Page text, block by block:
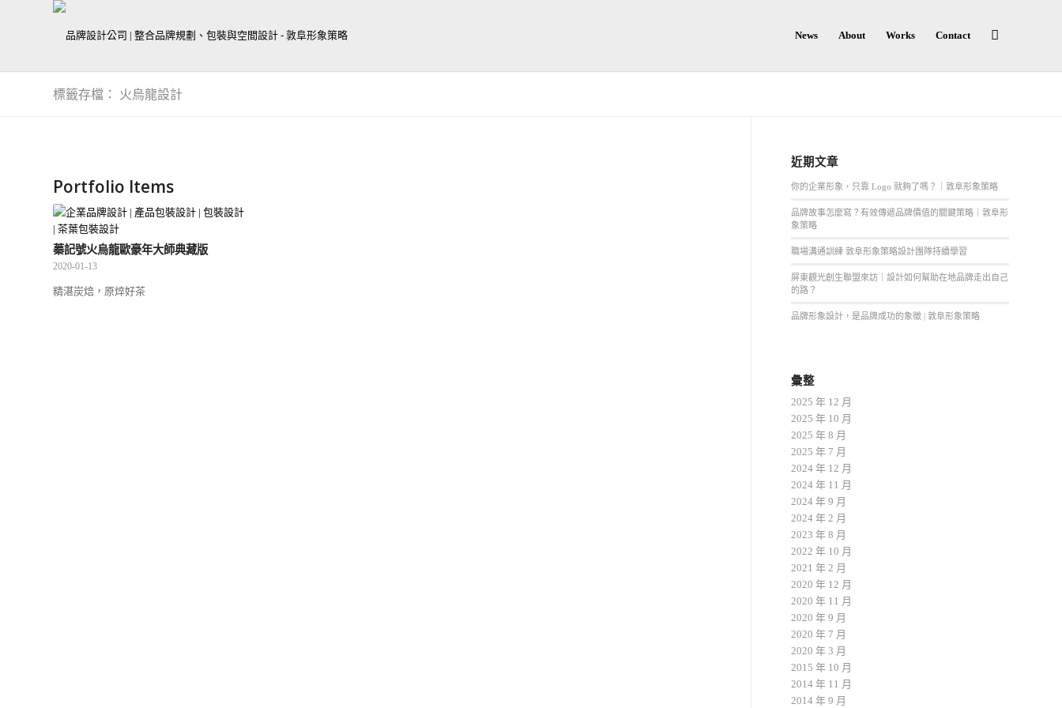
News About Works Contact
標籤存檔： 火烏龍設計
Portfolio Items
蓁記號火烏龍歐豪年大師典藏版
2020-01-13
精湛炭焙，原焠好茶
近期文章
你的企業形象，只靠 Logo 就夠了嗎？｜敦阜形象策略
品牌故事怎麼寫？有效傳遞品牌價值的關鍵策略｜敦阜形
象策略
職場溝通訓練 敦阜形象策略設計團隊持續學習
屏東觀光創生聯盟來訪｜設計如何幫助在地品牌走出自己
的路？
品牌形象設計，是品牌成功的象徵 | 敦阜形象策略
彙整
2025 年 12 月
2025 年 10 月
2025 年 8 月
2025 年 7 月
2024 年 12 月
2024 年 11 月
2024 年 9 月
2024 年 2 月
2023 年 8 月
2022 年 10 月
2021 年 2 月
2020 年 12 月
2020 年 11 月
2020 年 9 月
2020 年 7 月
2020 年 3 月
2015 年 10 月
2014 年 11 月
2014 年 9 月